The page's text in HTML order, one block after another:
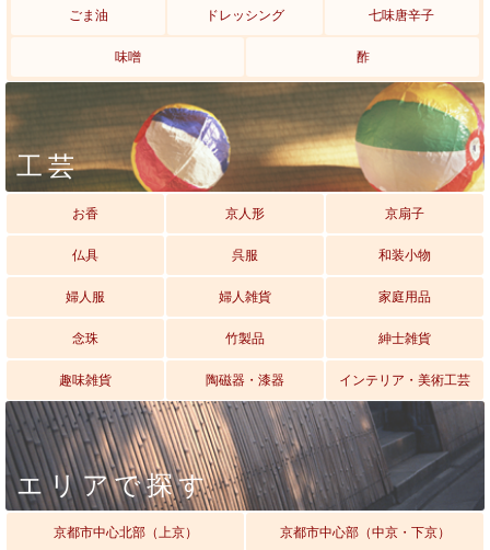
ごま油 ドレッシング 七味唐辛子
味噌 酢
工芸
お香 京人形 京扇子
仏具 呉服 和装小物
婦人服 婦人雑貨 家庭用品
念珠 竹製品 紳士雑貨
趣味雑貨 陶磁器・漆器 インテリア・美術工芸
エリアで探す
京都市中心北部（上京） 京都市中心部（中京・下京）